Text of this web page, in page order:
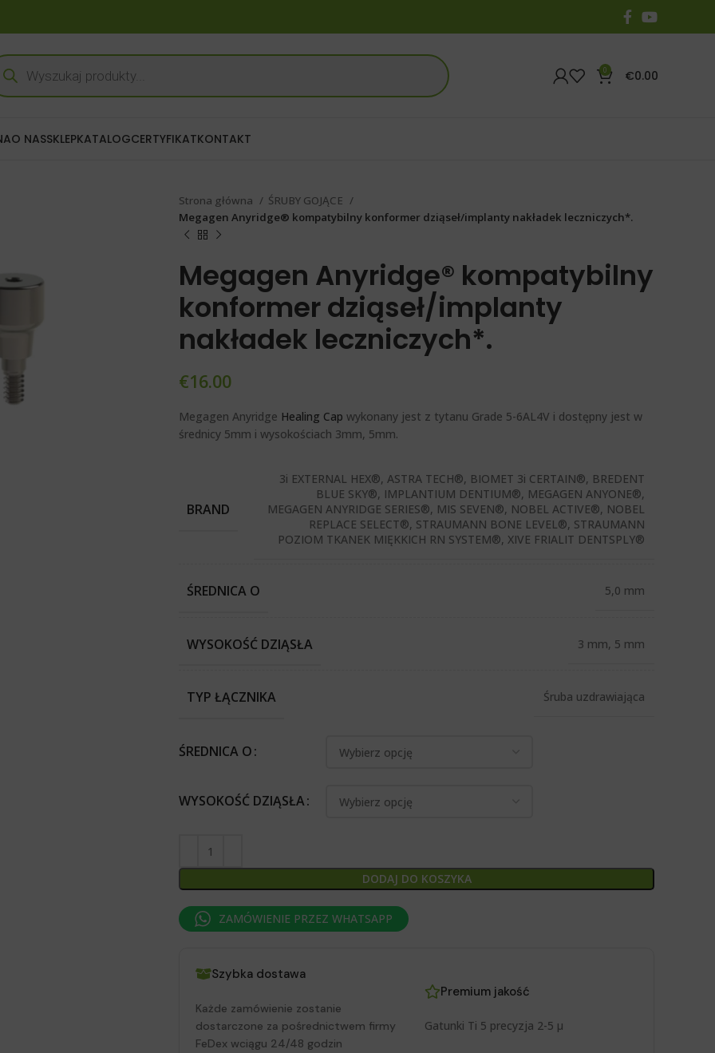
0 €0.00
O NASSKLEPKATALOGCERTYFIKATKONTAKT
Strona główna
ŚRUBY GOJĄCE
Megagen Anyridge® kompatybilny konformer dziąseł/implanty nakładek leczniczych*.
Megagen Anyridge® kompatybilny
konformer dziąseł/implanty
nakładek leczniczych*.
€16.00
Megagen Anyridge Healing Cap wykonany jest z tytanu Grade 5-6AL4V i dostępny jest w
średnicy 5mm i wysokościach 3mm, 5mm.
BRAND
3i EXTERNAL HEX®, ASTRA TECH®, BIOMET 3i CERTAIN®, BREDENT
BLUE SKY®, IMPLANTIUM DENTIUM®, MEGAGEN ANYONE®,
MEGAGEN ANYRIDGE SERIES®, MIS SEVEN®, NOBEL ACTIVE®, NOBEL
REPLACE SELECT®, STRAUMANN BONE LEVEL®, STRAUMANN
POZIOM TKANEK MIĘKKICH RN SYSTEM®, XIVE FRIALIT DENTSPLY®
ŚREDNICA O 5,0 mm
WYSOKOŚĆ DZIĄSŁA 3 mm, 5 mm
TYP ŁĄCZNIKA Śruba uzdrawiająca
ŚREDNICA O
WYSOKOŚĆ DZIĄSŁA
DODAJ DO KOSZYKA
ZAMÓWIENIE PRZEZ WHATSAPP
Szybka dostawa
Każde zamówienie zostanie
dostarczone za pośrednictwem firmy
FeDex wciągu 24/48 godzin
Premium jakość
Gatunki Ti 5 precyzja 2-5 μ